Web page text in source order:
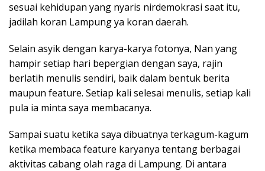
sesuai kehidupan yang nyaris nirdemokrasi saat itu,
jadilah koran Lampung ya koran daerah.
Selain asyik dengan karya-karya fotonya, Nan yang
hampir setiap hari bepergian dengan saya, rajin
berlatih menulis sendiri, baik dalam bentuk berita
maupun feature. Setiap kali selesai menulis, setiap kali
pula ia minta saya membacanya.
Sampai suatu ketika saya dibuatnya terkagum-kagum
ketika membaca feature karyanya tentang berbagai
aktivitas cabang olah raga di Lampung. Di antara